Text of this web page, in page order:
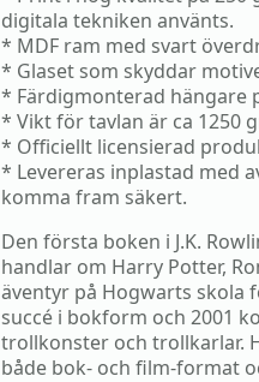
digitala tekniken använts.
* MDF ram med svart
* Glaset som skyddar
* Färdigmonterad hängare
* Vikt för tavlan är ca 1250
* Officiellt licensierad
* Levereras inplastad med
komma fram säkert.
Den första boken i J.K.
handlar om Harry Potter,
äventyr på Hogwarts skola
succé i bokform och 2001
trollkonster och trollkarlar.
både bok- och film-format